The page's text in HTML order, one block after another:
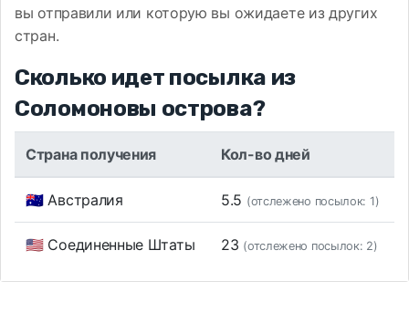
вы отправили или которую вы ожидаете из других
стран.
Сколько идет посылка из
Соломоновы острова?
Страна получения Кол-во дней
🇦🇺 Австралия 5.5 (отслежено посылок: 1)
🇺🇸 Соединенные Штаты 23 (отслежено посылок: 2)